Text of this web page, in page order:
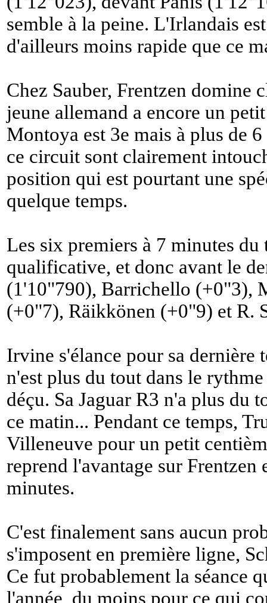
semble à la peine. L'Irlandais
d'ailleurs moins rapide que ce
Chez Sauber, Frentzen
jeune allemand a encore un
Montoya est 3e mais à plus de
ce circuit sont clairement
position qui est pourtant une
quelque temps.
Les six premiers à 7 minutes du
qualificative, et donc avant le
(1'10"790), Barrichello (+0"3),
(+0"7), Räikkönen (+0"9) et R.
Irvine s'élance pour sa
n'est plus du tout dans le
déçu. Sa Jaguar R3 n'a plus du
ce matin... Pendant ce temps,
Villeneuve pour un petit
reprend l'avantage sur Frentzen
minutes.
C'est finalement sans aucun
s'imposent en première ligne,
Ce fut probablement la séance
l'année, du moins pour ce qui